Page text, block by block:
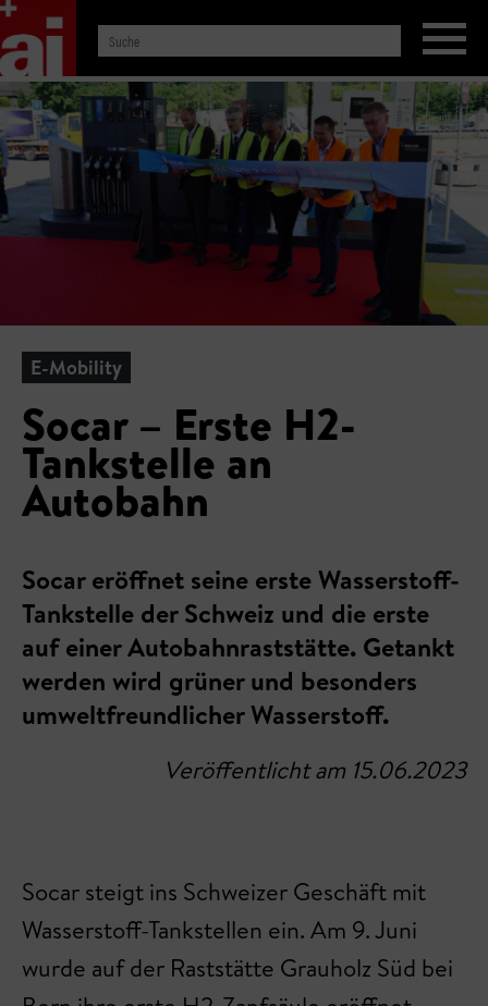
E-Mobility
Socar – Erste H2-
Tankstelle an
Autobahn
Socar eröffnet seine erste Wasserstoff-
Tankstelle der Schweiz und die erste
auf einer Autobahnraststätte. Getankt
werden wird grüner und besonders
umweltfreundlicher Wasserstoff.
Veröffentlicht am 15.06.2023
Socar steigt ins Schweizer Geschäft mit
Wasserstoff-Tankstellen ein. Am 9. Juni
wurde auf der Raststätte Grauholz Süd bei